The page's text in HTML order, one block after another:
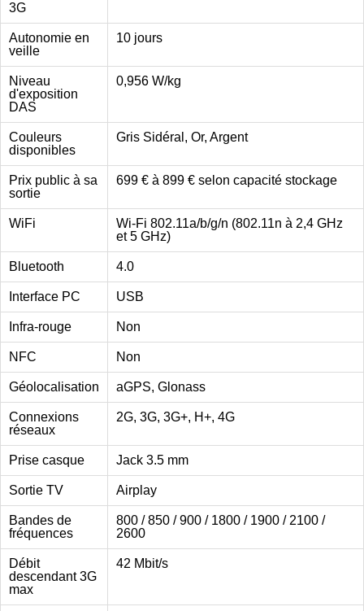
3G
Autonomie en
veille
10 jours
Niveau
d'exposition
DAS
0,956 W/kg
Couleurs
disponibles
Gris Sidéral, Or, Argent
Prix public à sa
sortie
699 € à 899 € selon capacité stockage
WiFi
Wi-Fi 802.11a/b/g/n (802.11n à 2,4 GHz
et 5 GHz)
Bluetooth 4.0
Interface PC USB
Infra-rouge Non
NFC Non
Géolocalisation aGPS, Glonass
Connexions
réseaux
2G, 3G, 3G+, H+, 4G
Prise casque Jack 3.5 mm
Sortie TV Airplay
Bandes de
fréquences
800 / 850 / 900 / 1800 / 1900 / 2100 /
2600
Débit
descendant 3G
max
42 Mbit/s